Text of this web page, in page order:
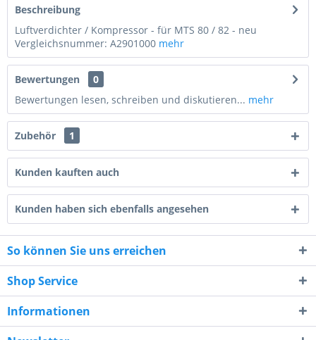
5 - 5 = ?
Ich habe dieDatenschutzerklärunggelesen,
Beschreibung
Luftverdichter / Kompressor - für MTS 80 / 82 - neu
Vergleichsnummer: A2901000 mehr
Bewertungen
0
Bewertungen lesen, schreiben und diskutieren... mehr
Zubehör 1
Kunden kauften auch
Kunden haben sich ebenfalls angesehen
So können Sie uns erreichen
Shop Service
Informationen